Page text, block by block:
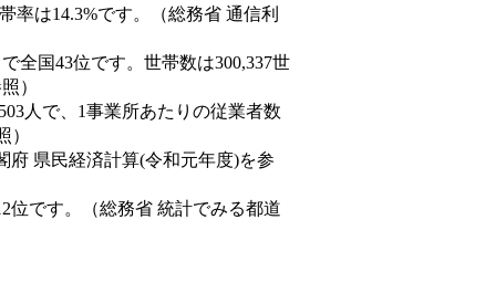
率は14.3%です。（総務省 通信利
全国43位です。世帯数は300,337世
）
人で、1事業所あたりの従業者数
）
府 県民経済計算(令和元年度)を参
位です。（総務省 統計でみる都道